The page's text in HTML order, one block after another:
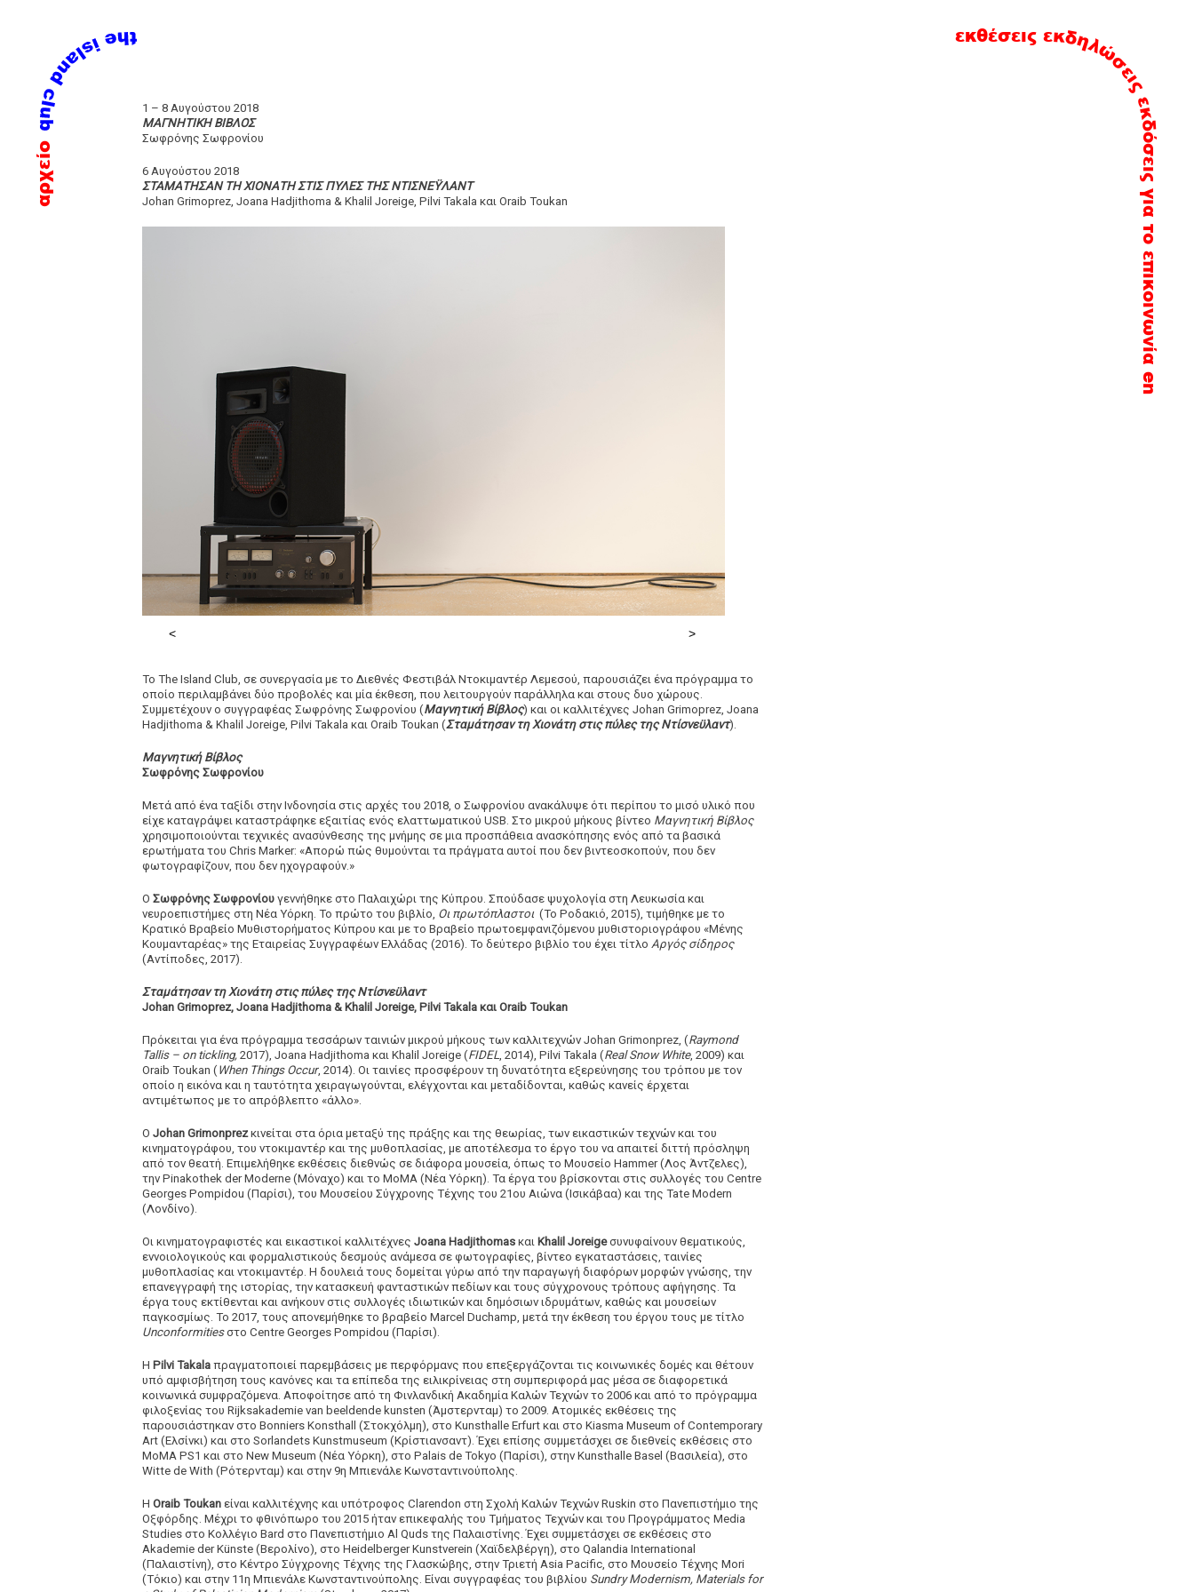
contentαρχείο
1 – 8 Αυγούστου 2018
ΜΑΓΝΗΤΙΚΗ ΒΙΒΛΟΣ
Σωφρόνης Σωφρονίου
6 Αυγούστου 2018
ΣΤΑΜΑΤΗΣΑΝ ΤΗ ΧΙΟΝΑΤΗ ΣΤΙΣ ΠΥΛΕΣ ΤΗΣ ΝΤΙΣΝΕΫΛΑΝΤ
Johan Grimoprez, Joana Hadjithoma & Khalil Joreige, Pilvi Takala και Oraib Toukan
Το The Island Club, σε συνεργασία με το Διεθνές Φεστιβάλ Ντοκιμαντέρ Λεμεσού, παρουσιάζει ένα πρόγραμμα το
οποίο περιλαμβάνει δύο προβολές και μία έκθεση, που λειτουργούν παράλληλα και στους δυο χώρους.
Συμμετέχουν ο συγγραφέας Σωφρόνης Σωφρονίου (Μαγνητική Βίβλος) και οι καλλιτέχνες Johan Grimoprez, Joana
Hadjithoma & Khalil Joreige, Pilvi Takala και Oraib Toukan (Σταμάτησαν τη Χιονάτη στις πύλες της Ντίσνεϋλαντ).
Μαγνητική Βίβλος
Σωφρόνης Σωφρονίου
Μετά από ένα ταξίδι στην Ινδονησία στις αρχές του 2018, ο Σωφρονίου ανακάλυψε ότι περίπου το μισό υλικό που
είχε καταγράψει καταστράφηκε εξαιτίας ενός ελαττωματικού USB. Στο μικρού μήκους βίντεο Μαγνητική Βίβλος
χρησιμοποιούνται τεχνικές ανασύνθεσης της μνήμης σε μια προσπάθεια ανασκόπησης ενός από τα βασικά
ερωτήματα του Chris Marker: «Απορώ πώς θυμούνται τα πράγματα αυτοί που δεν βιντεοσκοπούν, που δεν
φωτογραφίζουν, που δεν ηχογραφούν.»
Ο Σωφρόνης Σωφρονίου γεννήθηκε στο Παλαιχώρι της Κύπρου. Σπούδασε ψυχολογία στη Λευκωσία και
νευροεπιστήμες στη Νέα Υόρκη. Το πρώτο του βιβλίο, Οι πρωτόπλαστοι (Το Ροδακιό, 2015), τιμήθηκε με το
Κρατικό Βραβείο Μυθιστορήματος Κύπρου και με το Βραβείο πρωτοεμφανιζόμενου μυθιστοριογράφου «Μένης
Κουμανταρέας» της Εταιρείας Συγγραφέων Ελλάδας (2016). Το δεύτερο βιβλίο του έχει τίτλο Αργός σίδηρος
(Αντίποδες, 2017).
Σταμάτησαν τη Χιονάτη στις πύλες της Ντίσνεϋλαντ
Johan Grimoprez, Joana Hadjithoma & Khalil Joreige, Pilvi Takala και Oraib Toukan
Πρόκειται για ένα πρόγραμμα τεσσάρων ταινιών μικρού μήκους των καλλιτεχνών Johan Grimonprez, (Raymond
Tallis – on tickling, 2017), Joana Hadjithoma και Khalil Joreige (FIDEL, 2014), Pilvi Takala (Real Snow White, 2009) και
Oraib Toukan ( When Things Occur, 2014). Οι ταινίες προσφέρουν τη δυνατότητα εξερεύνησης του τρόπου με τον
οποίο η εικόνα και η ταυτότητα χειραγωγούνται, ελέγχονται και μεταδίδονται, καθώς κανείς έρχεται
αντιμέτωπος με το απρόβλεπτο «άλλο».
Ο Johan Grimonprezκινείται στα όρια μεταξύ της πράξης και της θεωρίας, των εικαστικών τεχνών και του
κινηματογράφου, του ντοκιμαντέρ και της μυθοπλασίας, με αποτέλεσμα το έργο του να απαιτεί διττή πρόσληψη
από τον θεατή. Επιμελήθηκε εκθέσεις διεθνώς σε διάφορα μουσεία, όπως το Μουσείο Hammer (Λος Άντζελες),
την Pinakothek der Moderne (Μόναχο) και το MoMA (Νέα Υόρκη). Τα έργα του βρίσκονται στις συλλογές του Centre
Georges Pompidou (Παρίσι), του Μουσείου Σύγχρονης Τέχνης του 21ου Aιώνα (Ισικάβαα) και της Tate Modern
(Λονδίνο).
Οι κινηματογραφιστές και εικαστικοί καλλιτέχνες Joana Hadjithomas και Khalil Joreigeσυνυφαίνουν θεματικούς,
εννοιολογικούς και φορμαλιστικούς δεσμούς ανάμεσα σε φωτογραφίες, βίντεο εγκαταστάσεις, ταινίες
μυθοπλασίας και ντοκιμαντέρ. Η δουλειά τους δομείται γύρω από την παραγωγή διαφόρων μορφών γνώσης, την
επανεγγραφή της ιστορίας, την κατασκευή φανταστικών πεδίων και τους σύγχρονους τρόπους αφήγησης. Τα
έργα τους εκτίθενται και ανήκουν στις συλλογές ιδιωτικών και δημόσιων ιδρυμάτων, καθώς και μουσείων
παγκοσμίως. Το 2017, τους απονεμήθηκε το βραβείο Marcel Duchamp, μετά την έκθεση του έργου τους με τίτλο
Unconformitiesστο Centre Georges Pompidou (Παρίσι).
Η Pilvi Takala πραγματοποιεί παρεμβάσεις με περφόρμανς που επεξεργάζονται τις κοινωνικές δομές και θέτουν
υπό αμφισβήτηση τους κανόνες και τα επίπεδα της ειλικρίνειας στη συμπεριφορά μας μέσα σε διαφορετικά
κοινωνικά συμφραζόμενα. Αποφοίτησε από τη Φινλανδική Ακαδημία Καλών Τεχνών το 2006 και από το πρόγραμμα
φιλοξενίας του Rijksakademie van beeldende kunsten (Άμστερνταμ) το 2009. Ατομικές εκθέσεις της
παρουσιάστηκαν στο Bonniers Konsthall (Στοκχόλμη), στο Kunsthalle Erfurt και στο Kiasma Museum of Contemporary
Art (Ελσίνκι) και στο Sorlandets Kunstmuseum (Kρίστιανσαντ). Έχει επίσης συμμετάσχει σε διεθνείς εκθέσεις στο
MoMA PS1 και στο New Museum (Νέα Υόρκη), στο Palais de Tokyo (Παρίσι), στην Kunsthalle Basel (Βασιλεία), στο
Witte de With (Ρότερνταμ) και στην 9η Μπιενάλε Κωνσταντινούπολης.
Η Oraib Toukan είναι καλλιτέχνης και υπότροφος Clarendon στη Σχολή Καλών Τεχνών Ruskin στο Πανεπιστήμιο της
Οξφόρδης. Μέχρι το φθινόπωρο του 2015 ήταν επικεφαλής του Τμήματος Τεχνών και του Προγράμματος Media
Studies στο Κολλέγιο Bard στο Πανεπιστήμιο Al Quds της Παλαιστίνης. Έχει συμμετάσχει σε εκθέσεις στο
Akademie der Künste (Βερολίνο), στο Heidelberger Kunstverein (Χαϊδελβέργη), στο Qalandia International
(Παλαιστίνη), στο Κέντρο Σύγχρονης Τέχνης της Γλασκώβης, στην Τριετή Asia Pacific, στο Μουσείο Τέχνης Mori
(Τόκιο) και στην 11η Μπιενάλε Κωνσταντινούπολης. Είναι συγγραφέας του βιβλίου Sundry Modernism, Materials for
εκθέσειςεκδηλώσεις
εκδόσεις
για το
επικοινωνία
en